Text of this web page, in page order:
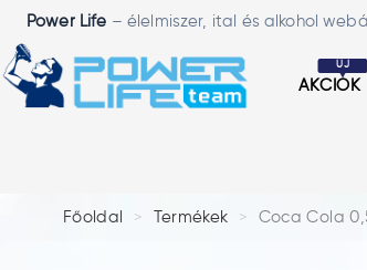
Power Life – élelmiszer, ital és alkohol
ÚJ
AKCIÓK
Főoldal Termékek Coca Cola